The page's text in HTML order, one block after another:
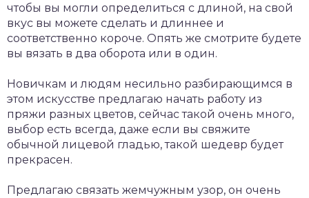
чтобы вы могли определиться с длиной, на свой
вкус вы можете сделать и длиннее и
соответственно короче. Опять же смотрите будете
вы вязать в два оборота или в один.
Новичкам и людям несильно разбирающимся в
этом искусстве предлагаю начать работу из
пряжи разных цветов, сейчас такой очень много,
выбор есть всегда, даже если вы свяжите
обычной лицевой гладью, такой шедевр будет
прекрасен.
Предлагаю связать жемчужным узор, он очень